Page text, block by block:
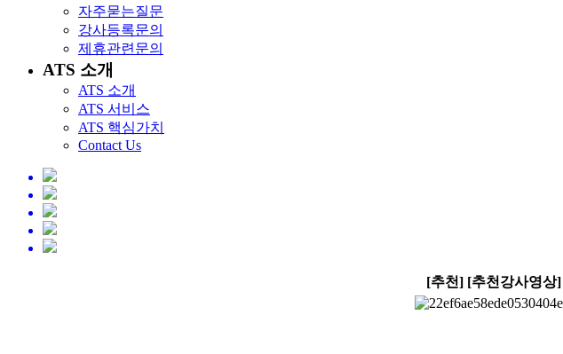
자주묻는질문
강사등록문의
제휴관련문의
ATS 소개
ATS 소개
ATS 서비스
ATS 핵심가치
Contact Us
[추천] [추천강사영상